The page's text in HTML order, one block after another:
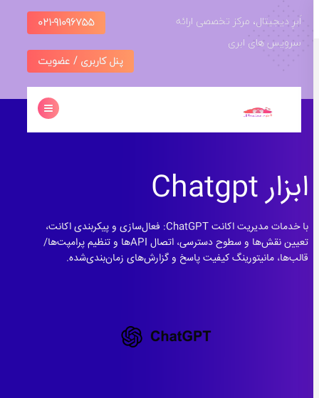
اَبرِ دیجیتال، مرکز تخصصی ارائه
سرویس های ابری
021-91096755
پنل کاربری / عضویت
ابزار Chatgpt
با خدمات مدیریت اکانت ChatGPT: فعال‌سازی و پیکربندی اکانت،
تعیین نقش‌ها و سطوح دسترسی، اتصال APIها و تنظیم پرامپت‌ها/
قالب‌ها، مانیتورینگ کیفیت پاسخ و گزارش‌های زمان‌بندی‌شده.